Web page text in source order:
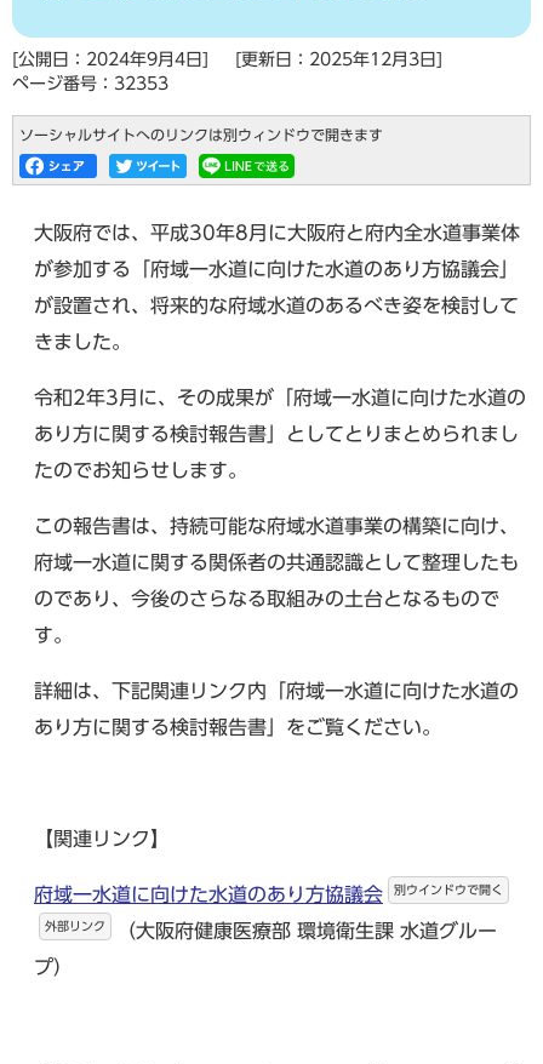
[公開日：2024年9月4日]
[更新日：2025年12月3日]
ページ番号：32353
ソーシャルサイトへのリンクは別ウィンドウで開きます
大阪府では、平成30年8月に大阪府と府内全水道事業体
が参加する「府域一水道に向けた水道のあり方協議会」
が設置され、将来的な府域水道のあるべき姿を検討して
きました。
令和2年3月に、その成果が「府域一水道に向けた水道の
あり方に関する検討報告書」としてとりまとめられまし
たのでお知らせします。
この報告書は、持続可能な府域水道事業の構築に向け、
府域一水道に関する関係者の共通認識として整理したも
のであり、今後のさらなる取組みの土台となるもので
す。
詳細は、下記関連リンク内「府域一水道に向けた水道の
あり方に関する検討報告書」をご覧ください。
【関連リンク】
府域一水道に向けた水道のあり方協議会 別ウインドウで開く
外部リンク
（大阪府健康医療部 環境衛生課 水道グルー
プ）